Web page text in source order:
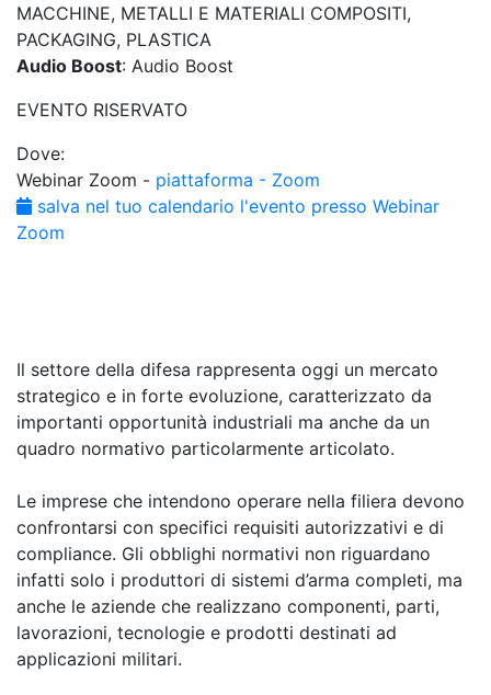
MACCHINE, METALLI E MATERIALI COMPOSITI,
PACKAGING, PLASTICA
Audio Boost: Audio Boost
EVENTO RISERVATO
Dove:
Webinar Zoom - piattaforma - Zoom
salva nel tuo calendario l'evento presso Webinar
Zoom
Il settore della difesa rappresenta oggi un mercato
strategico e in forte evoluzione, caratterizzato da
importanti opportunità industriali ma anche da un
quadro normativo particolarmente articolato.
Le imprese che intendono operare nella filiera devono
confrontarsi con specifici requisiti autorizzativi e di
compliance. Gli obblighi normativi non riguardano
infatti solo i produttori di sistemi d’arma completi, ma
anche le aziende che realizzano componenti, parti,
lavorazioni, tecnologie e prodotti destinati ad
applicazioni militari.